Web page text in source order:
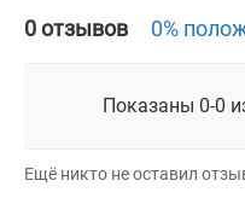
0 отзывов 0%
Показаны 0-0
Ещё никто не оставил